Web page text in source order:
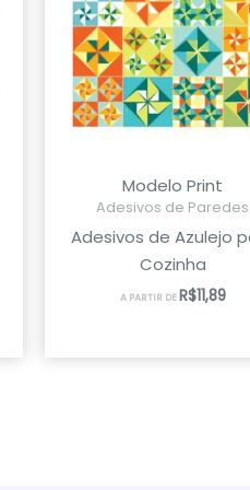
Modelo Print
Adesivos de Paredes
Adesivos de Azulejo
Cozinha
A PARTIR DER$11,89